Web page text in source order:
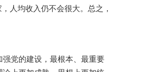
人均收入仍不会很大。 总之，
强党的建设，最根本、最重要